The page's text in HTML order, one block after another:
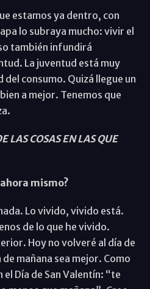
estamos ya dentro, con
lo subraya mucho: vivir el
también infundirá
La juventud está muy
consumo. Quizá llegue un
a mejor. Tenemos que
LAS COSAS EN LAS QUE
mismo?
Lo vivido, vivido está.
de lo que he vivido.
Hoy no volveré al día de
mañana sea mejor. Como
Día de San Valentín: “te